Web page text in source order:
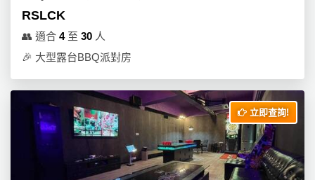
RSLCK
👥 適合 4至 30 人
🎉 大型露台BBQ派對房
立即查詢!